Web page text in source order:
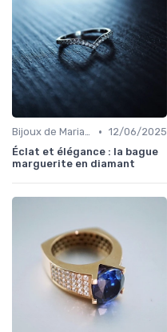
Bijoux de Mariage et de Fiançailles • 12/06/2025
Éclat et élégance : la bague
marguerite en diamant